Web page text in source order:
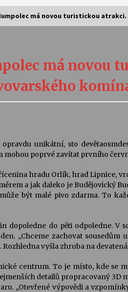
Stávám se
30. 7. 2026
Kolchoz a
Vysočinka
17. 7. 2026
Varhanní
Klášteře Želiv
má novou turistickou
má novou
unikátní, sto
poprvé zavítat prvního
hradu Orlík, hrad Lipnice,
a jak daleko je Budějovický
být malé pivo zdarma. To
dopoledne do pěti odpoledne. V
„Chceme zachovat sousedům
vyšla zhruba na
centrum. To je místo, kde se
detailů propracovaný 3D
„Otevřené výpovědi a